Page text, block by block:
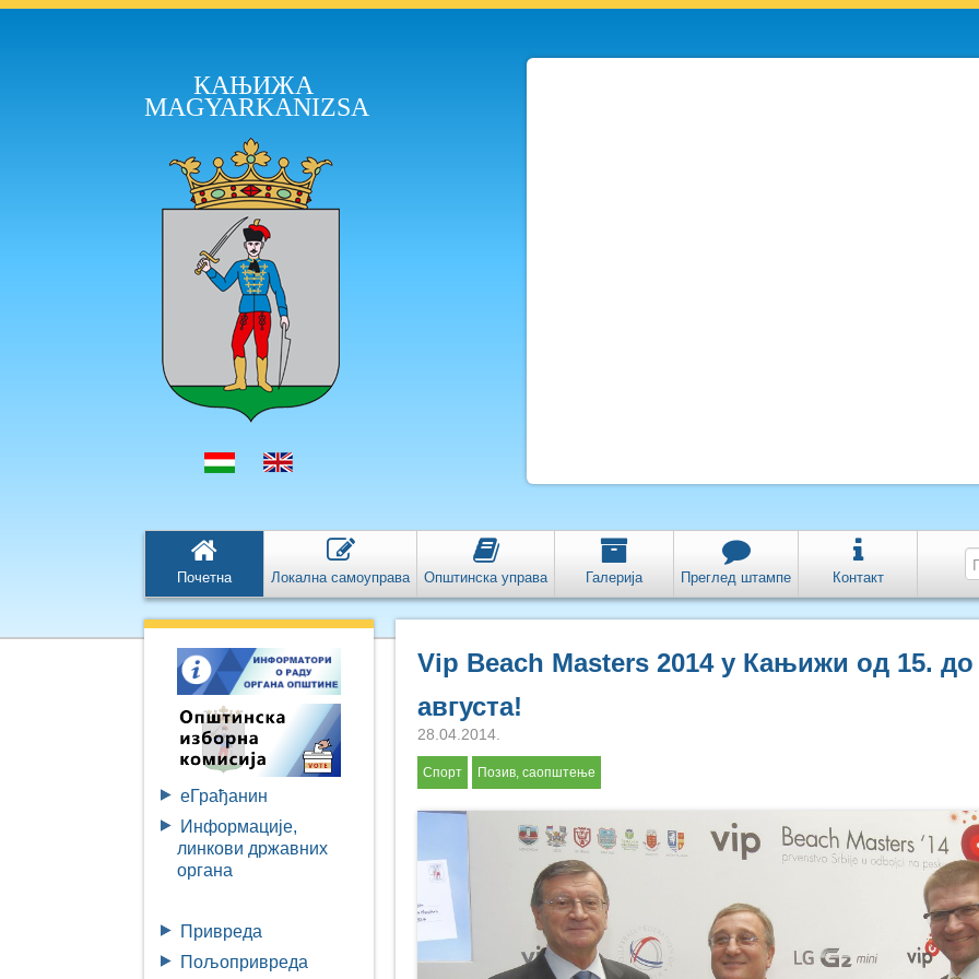
КАЊИЖА
MAGYARKANIZSA
Почетна Локална самоуправа Општинска управа Галерија Преглед штампе Контакт
eГрађанин
Информације,
линкови државних
органа
Привреда
Пољопривреда
Vip Beach Masters 2014 у Кањижи од 15. до
августа!
28.04.2014.
Спорт Позив, саопштење